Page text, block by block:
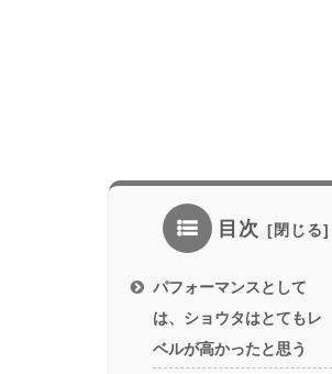
目次
パフォーマンスとして
は、ショウタはとてもレ
ベルが高かったと思う